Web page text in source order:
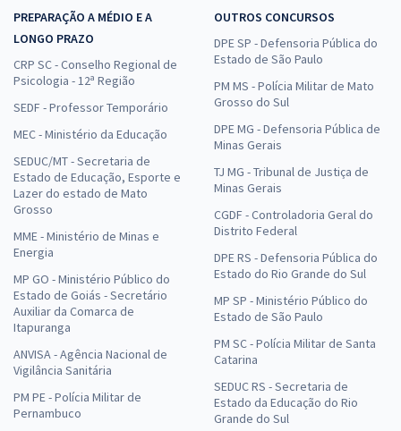
PREPARAÇÃO A MÉDIO E A
LONGO PRAZO
CRP SC - Conselho Regional de
Psicologia - 12ª Região
SEDF - Professor Temporário
MEC - Ministério da Educação
SEDUC/MT - Secretaria de
Estado de Educação, Esporte e
Lazer do estado de Mato
Grosso
MME - Ministério de Minas e
Energia
MP GO - Ministério Público do
Estado de Goiás - Secretário
Auxiliar da Comarca de
Itapuranga
ANVISA - Agência Nacional de
Vigilância Sanitária
PM PE - Polícia Militar de
Pernambuco
OUTROS CONCURSOS
DPE SP - Defensoria Pública do
Estado de São Paulo
PM MS - Polícia Militar de Mato
Grosso do Sul
DPE MG - Defensoria Pública de
Minas Gerais
TJ MG - Tribunal de Justiça de
Minas Gerais
CGDF - Controladoria Geral do
Distrito Federal
DPE RS - Defensoria Pública do
Estado do Rio Grande do Sul
MP SP - Ministério Público do
Estado de São Paulo
PM SC - Polícia Militar de Santa
Catarina
SEDUC RS - Secretaria de
Estado da Educação do Rio
Grande do Sul